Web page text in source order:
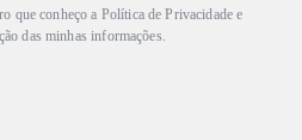
que conheço a Política de Privacidade e
das minhas informações.